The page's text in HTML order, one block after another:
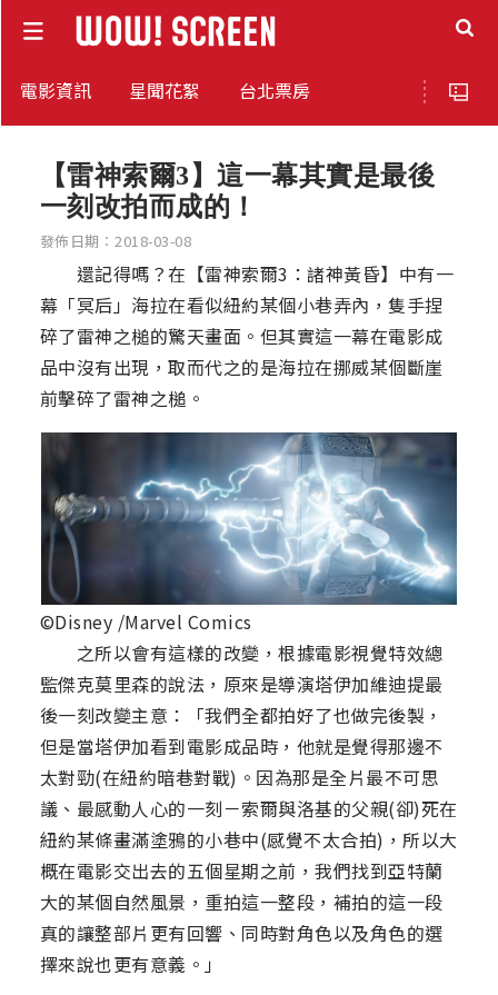
電影資訊 星聞花絮 台北票房
【雷神索爾3】這一幕其實是最後
一刻改拍而成的！
發佈日期：2018-03-08
還記得嗎？在【雷神索爾3：諸神黃昏】中有一
幕「冥后」海拉在看似紐約某個小巷弄內，隻手捏
碎了雷神之槌的驚天畫面。但其實這一幕在電影成
品中沒有出現，取而代之的是海拉在挪威某個斷崖
前擊碎了雷神之槌。
©Disney /Marvel Comics
之所以會有這樣的改變，根據電影視覺特效總
監傑克莫里森的說法，原來是導演塔伊加維迪提最
後一刻改變主意：「我們全都拍好了也做完後製，
但是當塔伊加看到電影成品時，他就是覺得那邊不
太對勁(在紐約暗巷對戰)。因為那是全片最不可思
議、最感動人心的一刻－索爾與洛基的父親(卻)死在
紐約某條畫滿塗鴉的小巷中(感覺不太合拍)，所以大
概在電影交出去的五個星期之前，我們找到亞特蘭
大的某個自然風景，重拍這一整段，補拍的這一段
真的讓整部片更有回響、同時對角色以及角色的選
擇來說也更有意義。」